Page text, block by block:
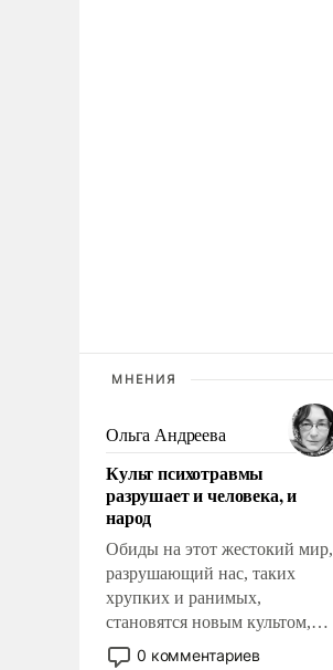
МНЕНИЯ
Ольга Андреева
Культ психотравмы
разрушает и человека, и
народ
Обиды на этот жестокий мир,
разрушающий нас, таких
хрупких и ранимых,
становятся новым культом,
постепенно вытесняя и
0 комментариев